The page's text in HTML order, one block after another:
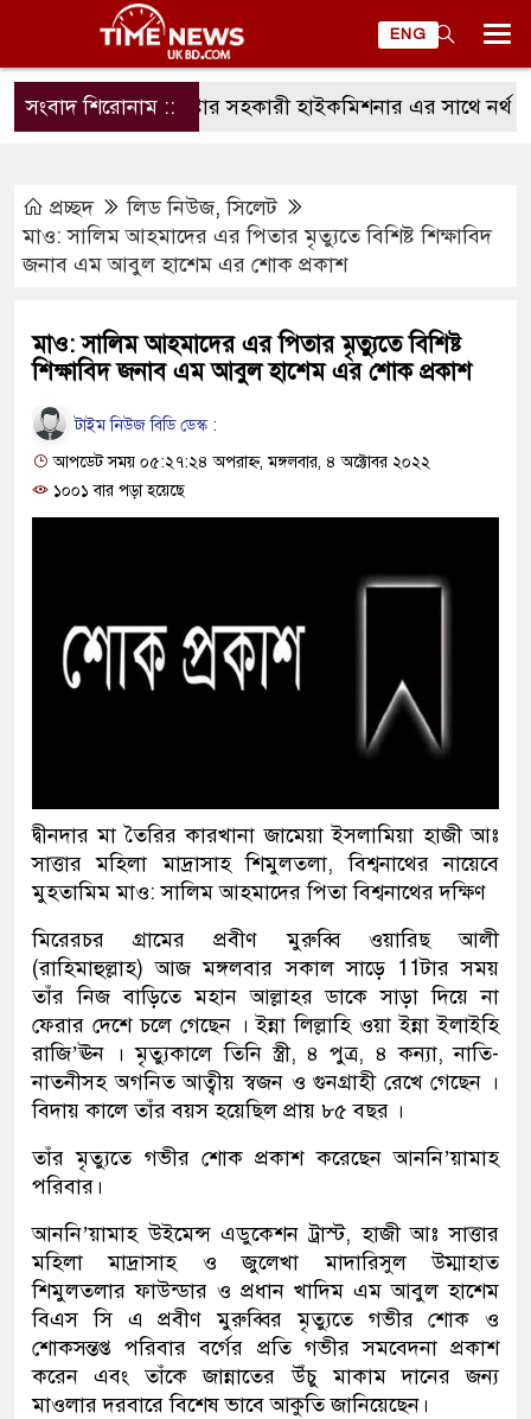
ENG
সংবাদ শিরোনাম ::ম্যানচেষ্টার সহকারী হাইকমিশনার এর সাথে নর্থ
প্রচ্ছদ লিড নিউজ,সিলেট
মাও: সালিম আহমাদের এর পিতার মৃত্যুতে বিশিষ্ট শিক্ষাবিদ
জনাব এম আবুল হাশেম এর শোক প্রকাশ
মাও: সালিম আহমাদের এর পিতার মৃত্যুতে বিশিষ্ট
শিক্ষাবিদ জনাব এম আবুল হাশেম এর শোক প্রকাশ
টাইম নিউজ বিডি ডেস্ক :
আপডেট সময় ০৫:২৭:২৪ অপরাহ্ন, মঙ্গলবার, ৪ অক্টোবর ২০২২
১০০১ বার পড়া হয়েছে
দ্বীনদার মা তৈরির কারখানা জামেয়া ইসলামিয়া হাজী আঃ
সাত্তার মহিলা মাদ্রাসাহ শিমুলতলা, বিশ্বনাথের নায়েবে
মুহতামিম মাও: সালিম আহমাদের পিতা বিশ্বনাথের দক্ষিণ
মিরেরচর গ্রামের প্রবীণ মুরুব্বি ওয়ারিছ আলী
(রাহিমাহুল্লাহ) আজ মঙ্গলবার সকাল সাড়ে 11টার সময়
তাঁর নিজ বাড়িতে মহান আল্লাহর ডাকে সাড়া দিয়ে না
ফেরার দেশে চলে গেছেন । ইন্না লিল্লাহি ওয়া ইন্না ইলাইহি
রাজি’ঊন । মৃত্যুকালে তিনি স্ত্রী, ৪ পুত্র, ৪ কন্যা, নাতি-
নাতনীসহ অগনিত আত্বীয় স্বজন ও গুনগ্রাহী রেখে গেছেন ।
বিদায় কালে তাঁর বয়স হয়েছিল প্রায় ৮৫ বছর ।
তাঁর মৃত্যুতে গভীর শোক প্রকাশ করেছেন আননি’য়ামাহ
পরিবার।
আননি’য়ামাহ উইমেন্স এডুকেশন ট্রাস্ট, হাজী আঃ সাত্তার
মহিলা মাদ্রাসাহ ও জুলেখা মাদারিসুল উম্মাহাত
শিমুলতলার ফাউন্ডার ও প্রধান খাদিম এম আবুল হাশেম
বিএস সি এ প্রবীণ মুরুব্বির মৃত্যুতে গভীর শোক ও
শোকসন্তপ্ত পরিবার বর্গের প্রতি গভীর সমবেদনা প্রকাশ
করেন এবং তাঁকে জান্নাতের উঁচু মাকাম দানের জন্য
মাওলার দরবারে বিশেষ ভাবে আকুতি জানিয়েছেন।